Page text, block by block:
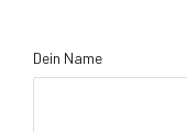
Dein Name